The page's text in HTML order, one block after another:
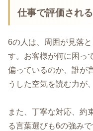
仕事で評価され
6の人は、周囲が見落
す。お客様が何に困っ
偏っているのか、誰が
うした空気を読む力が
また、丁寧な対応、約
る言葉選びも6の強み